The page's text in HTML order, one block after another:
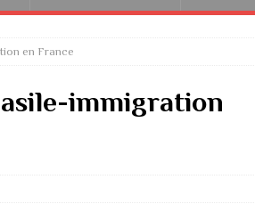
en France
asile-immigration